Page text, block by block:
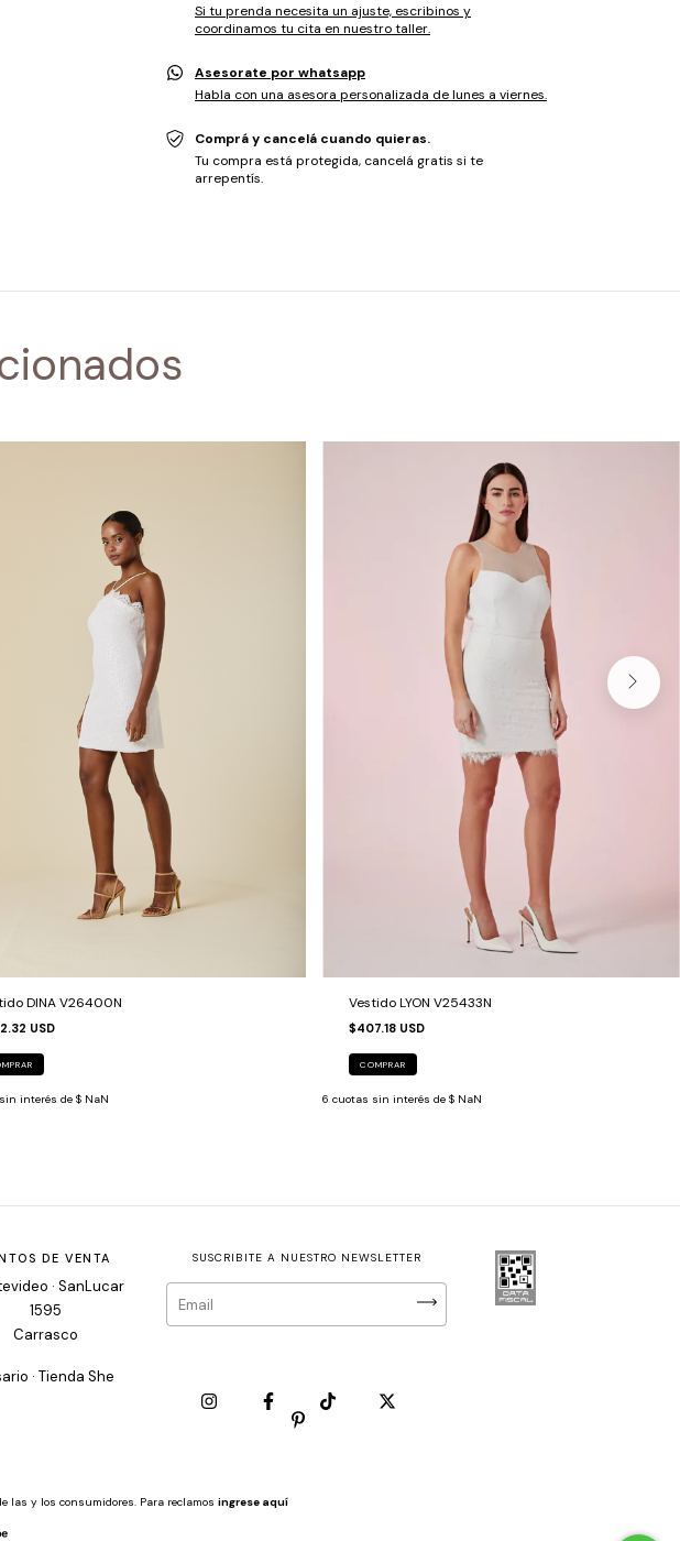
Si tu prenda necesita un ajuste, escribinos y
coordinamos tu cita en nuestro taller.
Asesorate por whatsapp
Habla con una asesora personalizada de lunes a viernes.
Comprá y cancelá cuando quieras.
Tu compra está protegida, cancelá gratis si te
arrepentís.
DINA V26400N
USD
interés de $ NaN
Vestido LYON V25433N
$407.18 USD
COMPRAR
6 cuotas sin interés de$ NaN
DE VENTA
· SanLucar
1595
Carrasco
· Tienda She
SUSCRIBITE A NUESTRO NEWSLETTER
las y los consumidores. Para reclamos ingrese aquí